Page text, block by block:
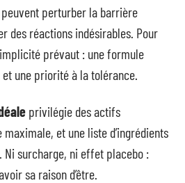
perturber la barrière
des réactions indésirables. Pour
prévaut : une formule
et une priorité à la tolérance.
privilégie des actifs
et une liste d’ingrédients
Ni surcharge, ni effet placebo :
sa raison d’être.